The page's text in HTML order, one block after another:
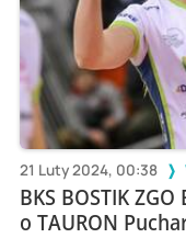
21 Luty 2024, 00:38
BKS BOSTIK
o TAURON